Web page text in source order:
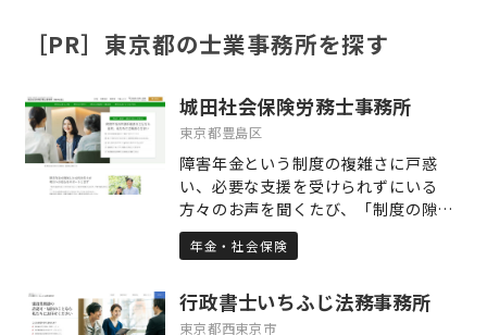
［PR］東京都の士業事務所を探す
城田社会保険労務士事務所
東京都豊島区
障害年金という制度の複雑さに戸惑
い、必要な支援を受けられずにいる
方々のお声を聞くたび、「制度の隙間
に取り残される人をひとりにしない」
という想いを新たにしています。障害
の制度が絡む専門的な手続きであり、
書類やルールに正確に向き合いつつ、
年金・社会保険
行政書士いちふじ法務事務所
東京都西東京市